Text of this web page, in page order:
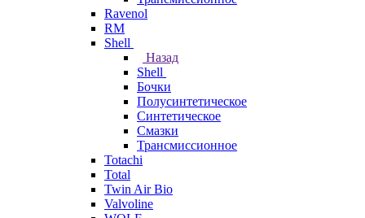
Ravenol
RM
Shell
Назад
Shell
Бочки
Полусинтетическое
Синтетическое
Смазки
Трансмиссионное
Totachi
Total
Twin Air Bio
Valvoline